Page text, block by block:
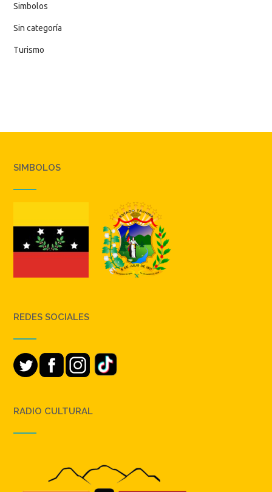
Simbolos
Sin categoría
Turismo
SIMBOLOS
REDES SOCIALES
RADIO CULTURAL